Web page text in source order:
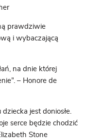
prawdziwie
i wybaczającą
na dnie której
– Honore de
dziecka jest doniosłe.
serce będzie chodzić
Stone